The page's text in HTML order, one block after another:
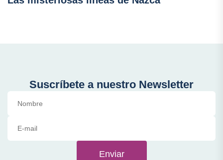
Suscríbete a nuestro Newsletter
Enviar